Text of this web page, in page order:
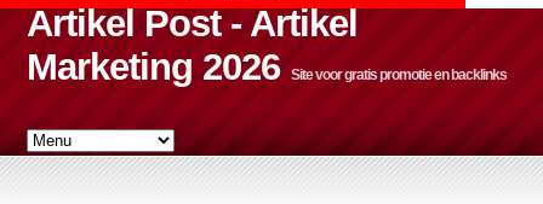
Artikel Post - Artikel
Marketing 2026
Site voor gratis promotie en backlinks